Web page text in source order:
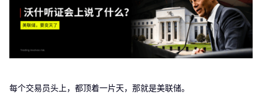
每个交易员头上，都顶着一片天，那就是美联储。